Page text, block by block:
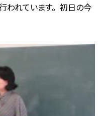
われています。 初日の今